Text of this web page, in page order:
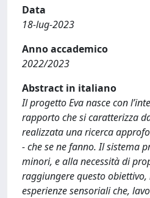
Data
18-lug-2023
Anno accademico
2022/2023
Abstract in italiano
Il progetto Eva nasce con
rapporto che si caratterizza
realizzata una ricerca
- che se ne fanno. Il sistema
minori, e alla necessità di
raggiungere questo
esperienze sensoriali che,